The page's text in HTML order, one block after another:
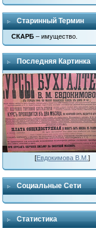
Старинный Термин
СКАРБ – имущество.
Последняя Картинка
[Евдокимова В.М. ]
Социальные Сети
Статистика